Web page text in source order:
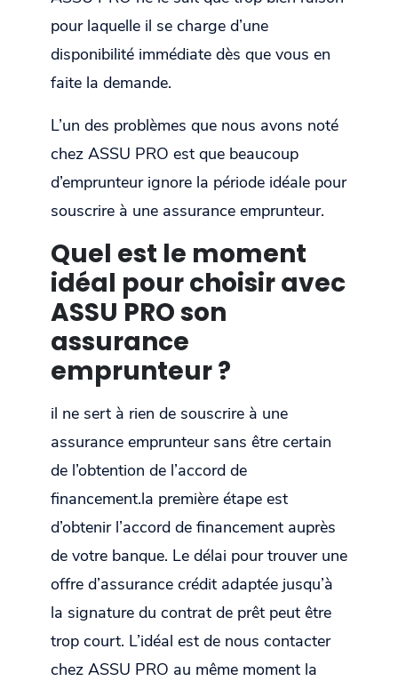
pour laquelle il se charge d’une
disponibilité immédiate dès que vous en
faite la demande.
L’un des problèmes que nous avons noté
chez ASSU PRO est que beaucoup
d’emprunteur ignore la période idéale pour
souscrire à une assurance emprunteur.
Quel est le moment
idéal pour choisir avec
ASSU PRO son
assurance
emprunteur ?
il ne sert à rien de souscrire à une
assurance emprunteur sans être certain
de l’obtention de l’accord de
financement.la première étape est
d’obtenir l’accord de financement auprès
de votre banque. Le délai pour trouver une
offre d’assurance crédit adaptée jusqu’à
la signature du contrat de prêt peut être
trop court. L’idéal est de nous contacter
chez ASSU PRO au même moment la